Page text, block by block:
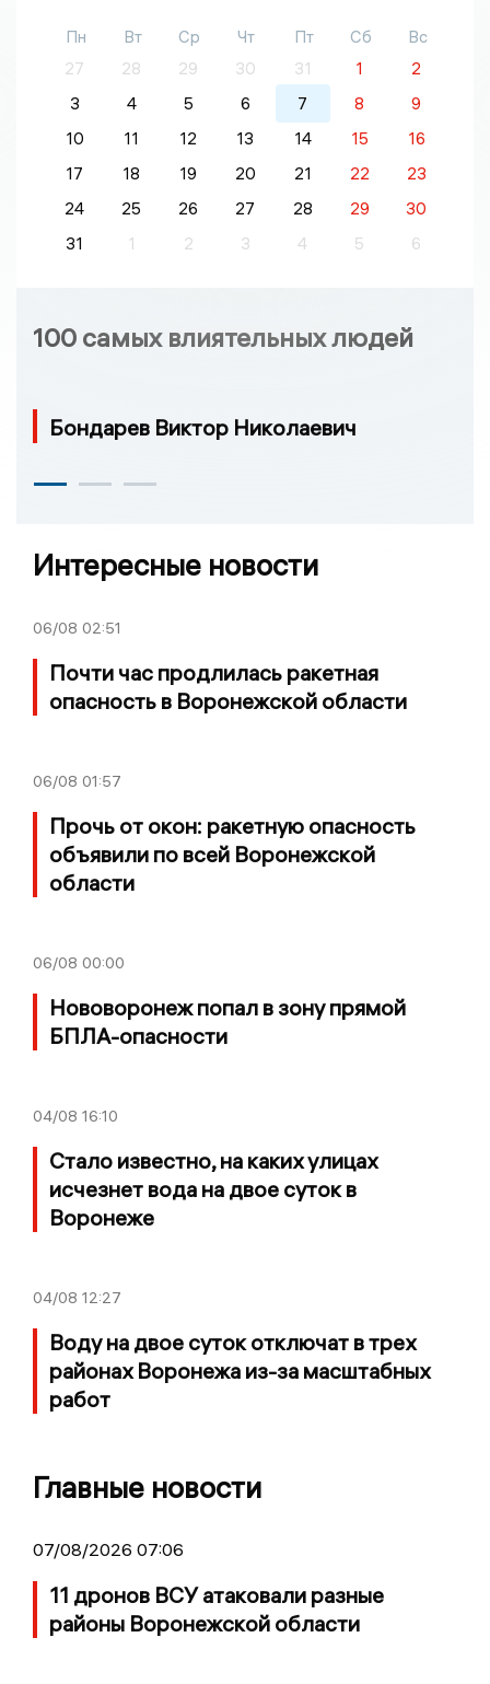
Пн Вт Ср Чт Пт Сб
Вс
27
28 29 30 31 1
2
3
4 5 6 7 8
9
10
11 12 13 14 15
16
17
18 19 20 21 22
23
24
25 26 27 28 29
30
31
1 2 3 4 5 6
100 самых влиятельных людей
Бондарев Виктор Николаевич
Интересные новости
06/08 02:51
Почти час продлилась ракетная
опасность в Воронежской области
06/08 01:57
Прочь от окон: ракетную опасность
объявили по всей Воронежской
области
06/08 00:00
Нововоронеж попал в зону прямой
БПЛА-опасности
04/08 16:10
Стало известно, на каких улицах
исчезнет вода на двое суток в
Воронеже
04/08 12:27
Воду на двое суток отключат в трех
районах Воронежа из-за масштабных
работ
Главные новости
07/08/2026 07:06
11 дронов ВСУ атаковали разные
районы Воронежской области